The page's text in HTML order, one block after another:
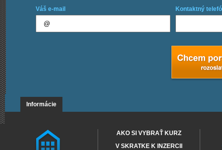
Váš e-mail Kontaktný
Informácie
AKO SI VYBRAŤ KURZ
V SKRATKE K INZERCII